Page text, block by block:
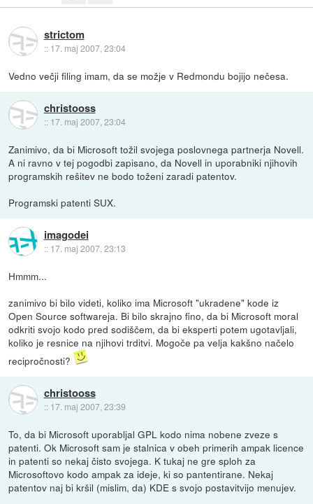
strictom
:: 17. maj 2007, 23:04
Vedno večji filing imam, da se možje v Redmondu bojijo nečesa.
christooss
:: 17. maj 2007, 23:04
Zanimivo, da bi Microsoft tožil svojega poslovnega partnerja Novell.
A ni ravno v tej pogodbi zapisano, da Novell in uporabniki njihovih
programskih rešitev ne bodo toženi zaradi patentov.
Programski patenti SUX.
imagodei
:: 17. maj 2007, 23:13
Hmmm...
zanimivo bi bilo videti, koliko ima Microsoft "ukradene" kode iz
Open Source softwareja. Bi bilo skrajno fino, da bi Microsoft moral
odkriti svojo kodo pred sodiščem, da bi eksperti potem ugotavljali,
koliko je resnice na njihovi trditvi. Mogoče pa velja kakšno načelo
recipročnosti?
christooss
:: 17. maj 2007, 23:39
To, da bi Microsoft uporabljal GPL kodo nima nobene zveze s
patenti. Ok Microsoft sam je stalnica v obeh primerih ampak licence
in patenti so nekaj čisto svojega. K tukaj ne gre sploh za
Microsoftovo kodo ampak za ideje, ki so pantentirane. Nekaj
patentov naj bi kršil (mislim, da) KDE s svojo postavitvijo menujev.